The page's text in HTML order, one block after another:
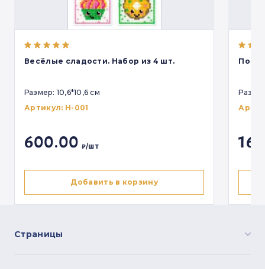
Весёлые сладости. Набор из 4 шт.
Размер: 10,6*10,6 см
Артикул: Н-001
600.00 ₽/шт
Пароль
Страницы
Восстановление пароля
Новинки месяца
Подборки
Электронные схемы